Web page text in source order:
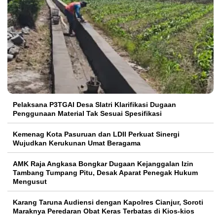
Pelaksana P3TGAI Desa Slatri Klarifikasi Dugaan
Penggunaan Material Tak Sesuai Spesifikasi
Kemenag Kota Pasuruan dan LDII Perkuat Sinergi
Wujudkan Kerukunan Umat Beragama
AMK Raja Angkasa Bongkar Dugaan Kejanggalan Izin
Tambang Tumpang Pitu, Desak Aparat Penegak Hukum
Mengusut
Karang Taruna Audiensi dengan Kapolres Cianjur, Soroti
Maraknya Peredaran Obat Keras Terbatas di Kios-kios